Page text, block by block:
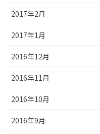
2017年2月
2017年1月
2016年12月
2016年11月
2016年10月
2016年9月